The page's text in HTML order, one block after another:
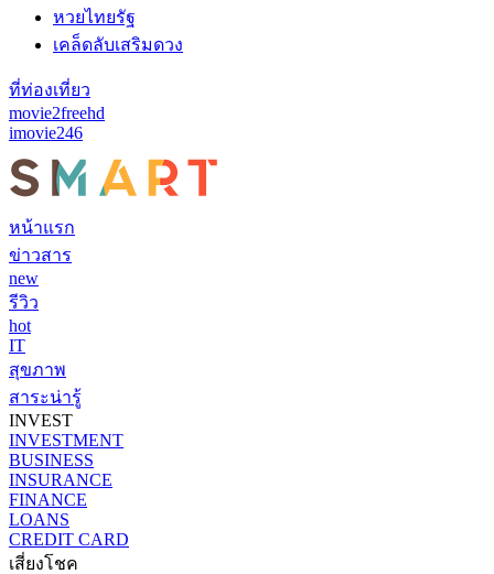
หวยไทยรัฐ
เคล็ดลับเสริมดวง
ที่ท่องเที่ยว
movie2freehd
imovie246
หน้าแรก
ข่าวสาร
new
รีวิว
hot
IT
สุขภาพ
สาระน่ารู้
INVEST
INVESTMENT
BUSINESS
INSURANCE
FINANCE
LOANS
CREDIT CARD
เสี่ยงโชค